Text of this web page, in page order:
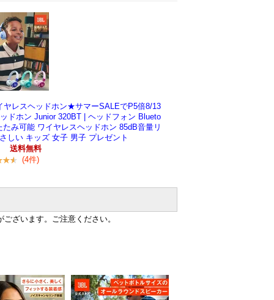
ヤレスヘッドホン★サマーSALEでP5倍8/13
ドホン Junior 320BT | ヘッドフォン Blueto
み可能 ワイヤレスヘッドホン 85dB音量リ
しい キッズ 女子 男子 プレゼント
送料無料
(4件)
ざいます。ご注意ください。